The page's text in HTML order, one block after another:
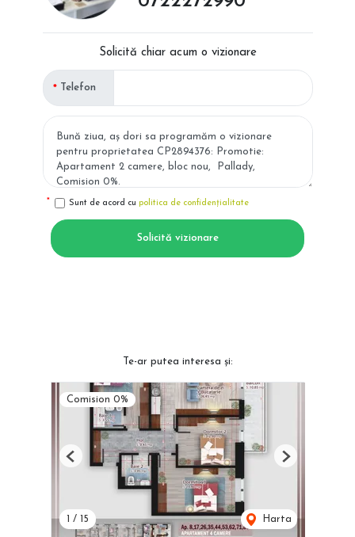
Solicită chiar acum o vizionare
Telefon
Sunt de acord cu politica de confidențialitate
Solicită vizionare
Te-ar putea interesa și:
Comision 0%
/ 15 Harta
Previous Next